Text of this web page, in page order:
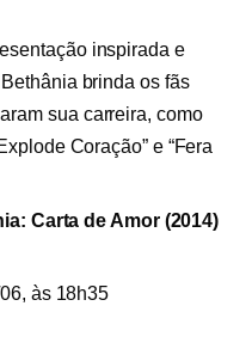
inspirada e
brinda os fãs
sua carreira, como
Coração” e “Fera
Carta de Amor (2014)
às 18h35